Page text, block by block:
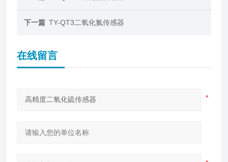
下一篇 TY-QT3二氧化氮传感器
在线留言